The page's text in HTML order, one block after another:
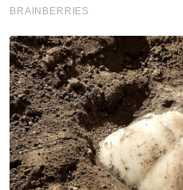
Artikel
Semasa
Simpan
satu
Semasa